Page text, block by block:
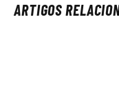
ARTIGOS